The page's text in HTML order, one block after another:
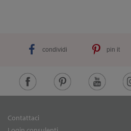
condividi pin it
Contattaci